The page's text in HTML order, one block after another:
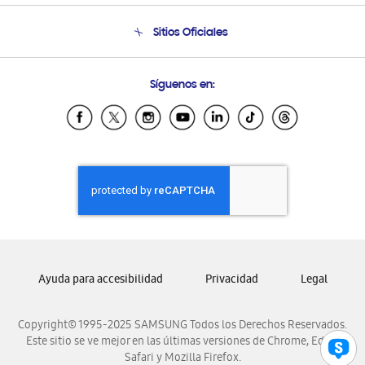
Condiciones de Compra
Soporte vía eMail
Sitios Oficiales
Samsung Ecuador
Samsung El Salvador
Samsung Honduras
Samsung Nicaragua
Samsung Panamá
Samsung Venezuela
Síguenos en:
Copyright© 1995-2025 SAMSUNG Todos los Derechos Reservados.
Este sitio se ve mejor en las últimas versiones de Chrome, Edge,
Safari y Mozilla Firefox.
Ayuda para accesibilidad Privacidad Legal